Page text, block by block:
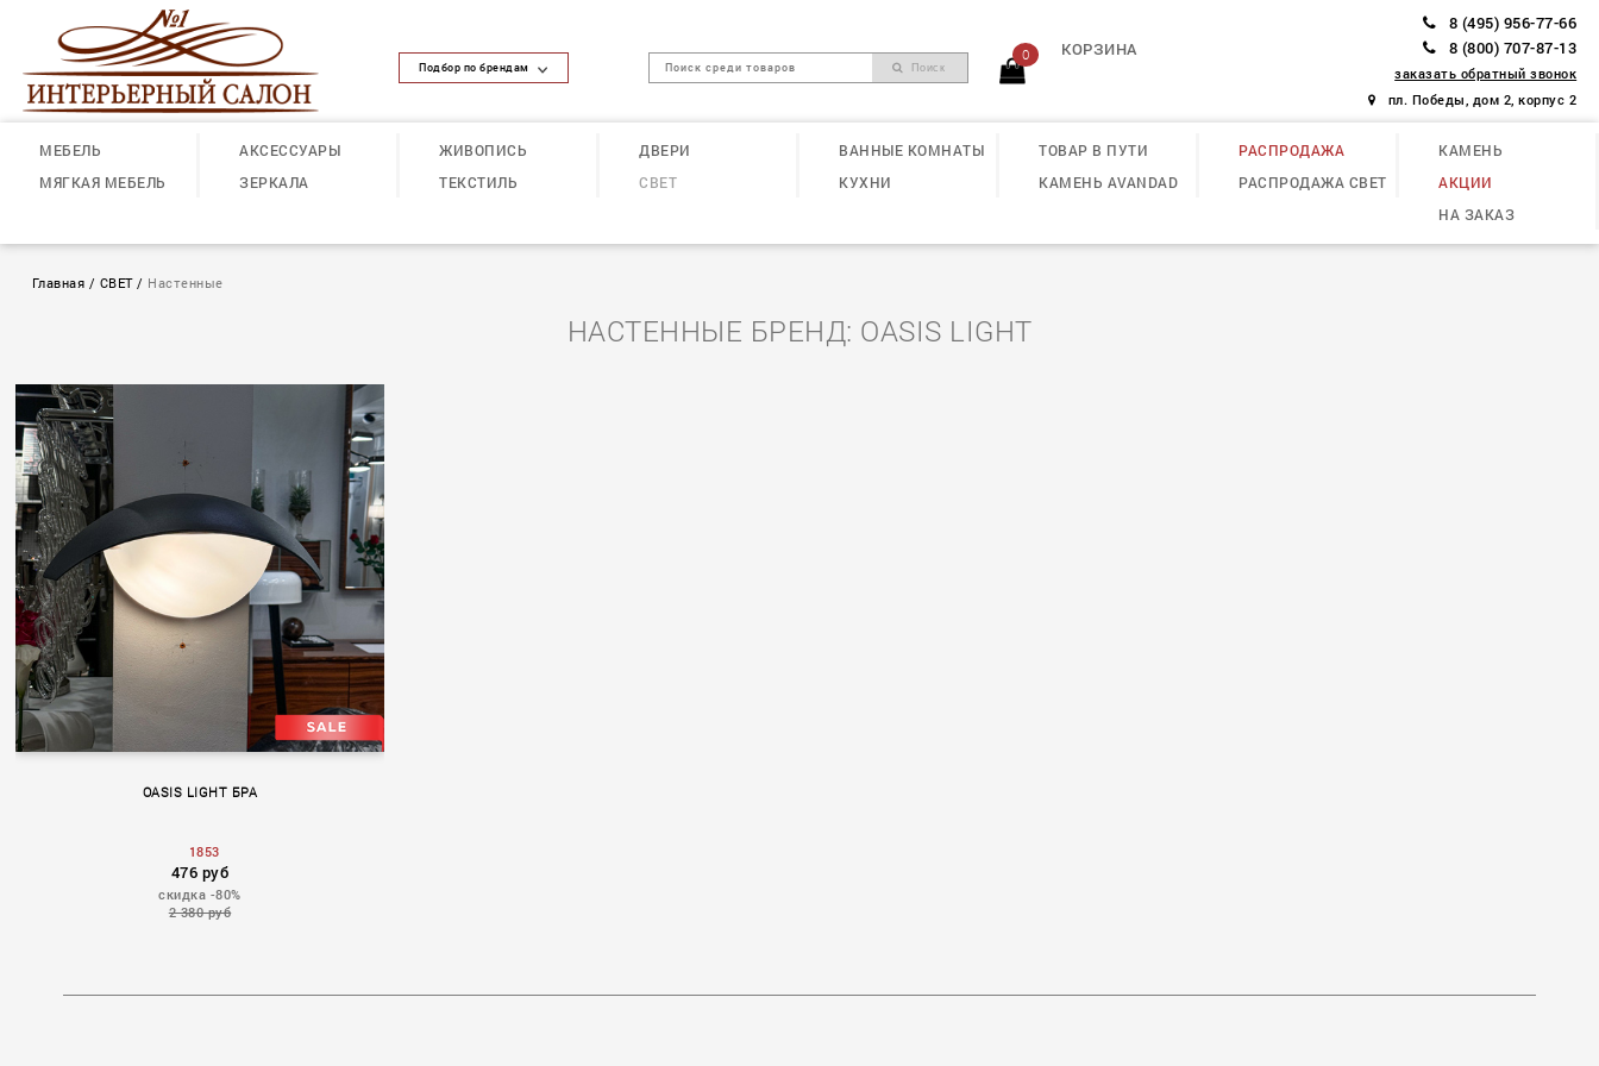
Подбор по брендам Поиск
0 КОРЗИНА
8 (495) 956-77-66
8 (800) 707-87-13
заказать обратный звонок
пл. Победы, дом 2, корпус 2
МЕБЕЛЬ
МЯГКАЯ МЕБЕЛЬ
АКСЕССУАРЫ
ЗЕРКАЛА
ЖИВОПИСЬ
ТЕКСТИЛЬ
ДВЕРИ
СВЕТ
ВАННЫЕ КОМНАТЫ
КУХНИ
ТОВАР В ПУТИ
КАМЕНЬ AVANDAD
РАСПРОДАЖА
РАСПРОДАЖА СВЕТ
КАМЕНЬ
АКЦИИ
НА ЗАКАЗ
Главная / СВЕТ/ Настенные
НАСТЕННЫЕ БРЕНД: OASIS LIGHT
OASIS LIGHT БРА
1853
476 руб
скидка -80%
2 380 руб